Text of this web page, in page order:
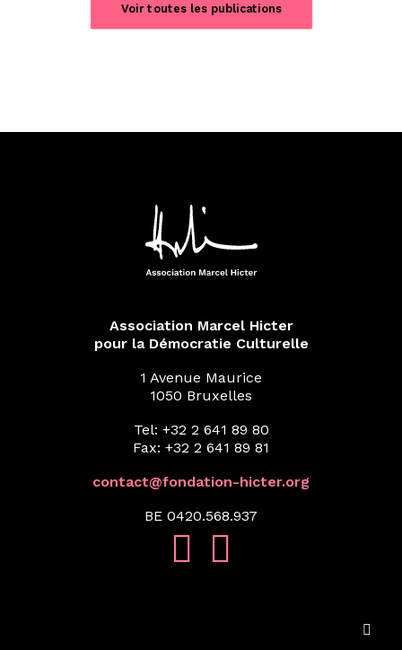
Voir toutes les publications
Association Marcel Hicter
pour la Démocratie Culturelle
1 Avenue Maurice
1050 Bruxelles
Tel: +32 2 641 89 80
Fax: +32 2 641 89 81
contact@fondation-hicter.org
BE 0420.568.937